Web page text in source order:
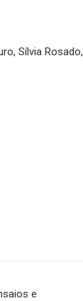
Sílvia Rosado,
e